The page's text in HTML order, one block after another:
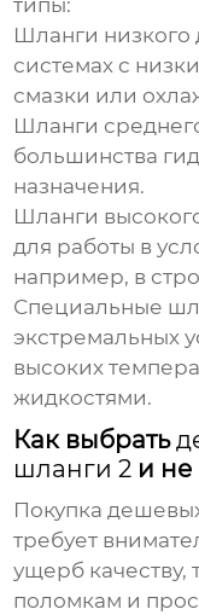
типы:
Шланги низкого
системах с
смазки или
Шланги
большинства
назначения.
Шланги
для работы в
например, в
Специальные
экстремальных
высоких
жидкостями.
Как выбрать
шланги 2 и не
Покупка
требует
ущерб качеству,
поломкам и